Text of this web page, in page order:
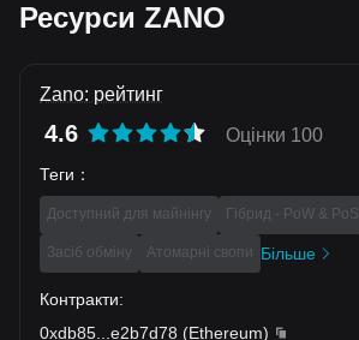
Ресурси ZANO
Zano: рейтинг
4.6 Оцінки 100
Теги ：
Доступний для майнінгу Гібрид - PoW & PoS
Засіб обміну Атомарні свопи Більше
Контракти:
0xdb85
e2b7d78 (Ethereum)